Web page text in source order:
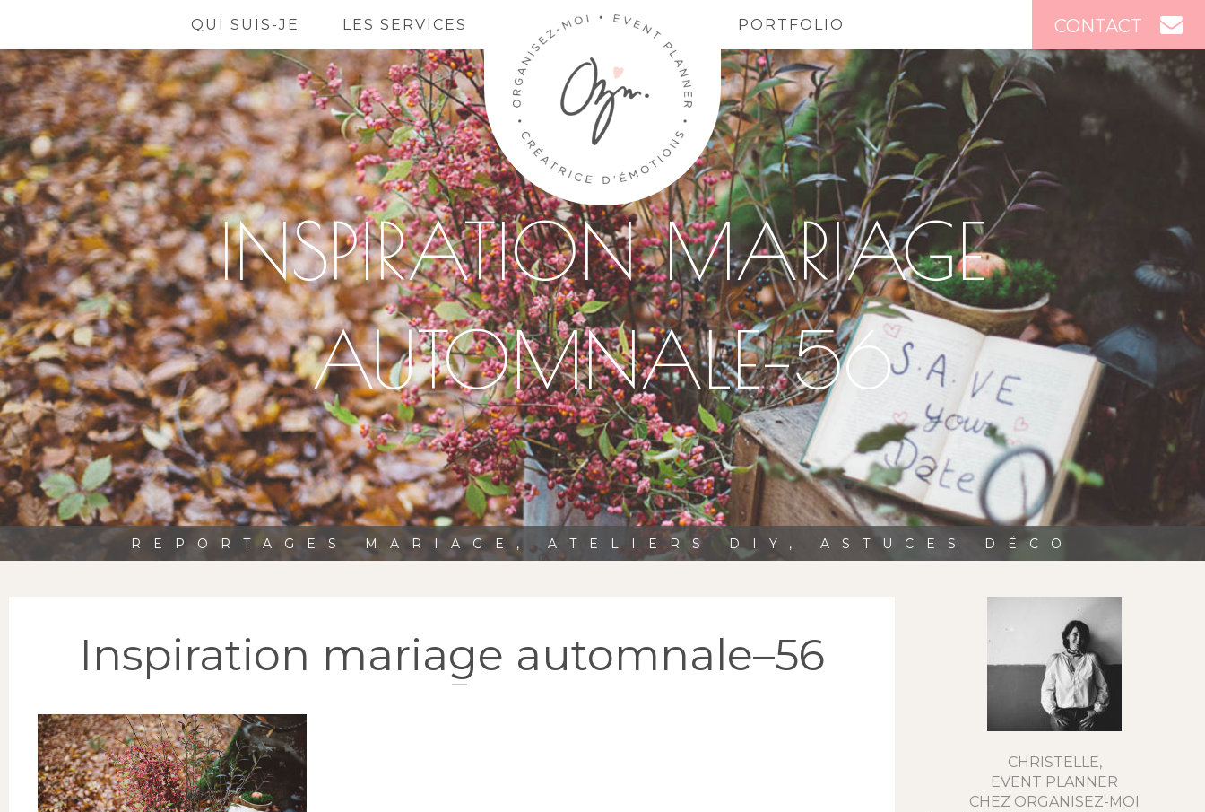
CONTACT
QUI SUIS-JE LES SERVICES PORTFOLIO
INSPIRATION MARIAGE
AUTOMNALE–56
REPORTAGES MARIAGE, ATELIERS DIY, ASTUCES DÉCO
Inspiration mariage automnale–56
CHRISTELLE,
EVENT PLANNER
CHEZ ORGANISEZ-MOI